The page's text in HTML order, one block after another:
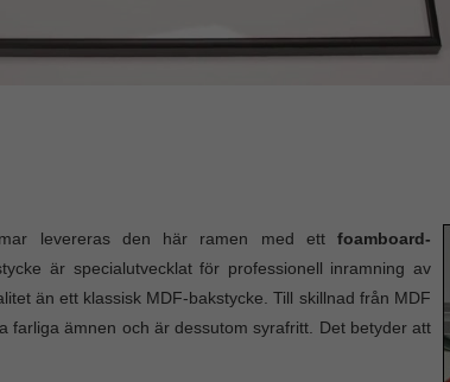
levereras den här ramen med ett foamboard-
är specialutvecklat för professionell inramning av
än ett klassisk MDF-bakstycke. Till skillnad från MDF
farliga ämnen och är dessutom syrafritt. Det betyder att